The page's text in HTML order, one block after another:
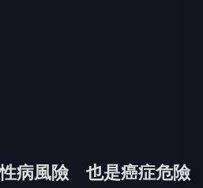
病風險 也是癌症危險